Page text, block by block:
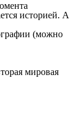
историей. А
(можно
мировая